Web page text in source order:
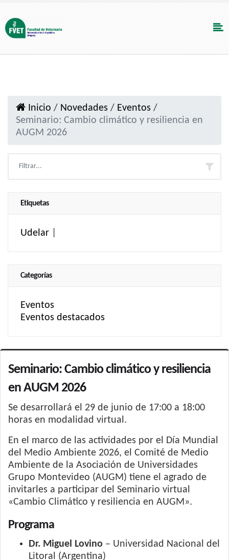
Inicio / Novedades / Eventos /
Seminario: Cambio climático y resiliencia en
AUGM 2026
Etiquetas
Udelar
Categorías
Eventos
Eventos destacados
Seminario: Cambio climático y resiliencia
en AUGM 2026
Se desarrollará el 29 de junio de 17:00 a 18:00
horas en modalidad virtual.
En el marco de las actividades por el Día Mundial
del Medio Ambiente 2026, el Comité de Medio
Ambiente de la Asociación de Universidades
Grupo Montevideo (AUGM) tiene el agrado de
invitarles a participar del Seminario virtual
«Cambio Climático y resiliencia en AUGM».
Programa
Dr. Miguel Lovino – Universidad Nacional del
Litoral (Argentina)